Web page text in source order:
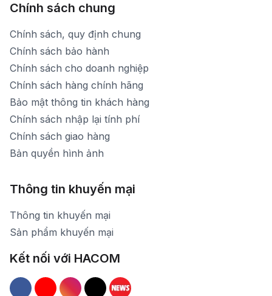
Chính sách chung
Chính sách, quy định chung
Chính sách bảo hành
Chính sách cho doanh nghiệp
Chính sách hàng chính hãng
Bảo mật thông tin khách hàng
Chính sách nhập lại tính phí
Chính sách giao hàng
Bản quyền hình ảnh
Thông tin khuyến mại
Thông tin khuyến mại
Sản phẩm khuyến mại
Kết nối với HACOM